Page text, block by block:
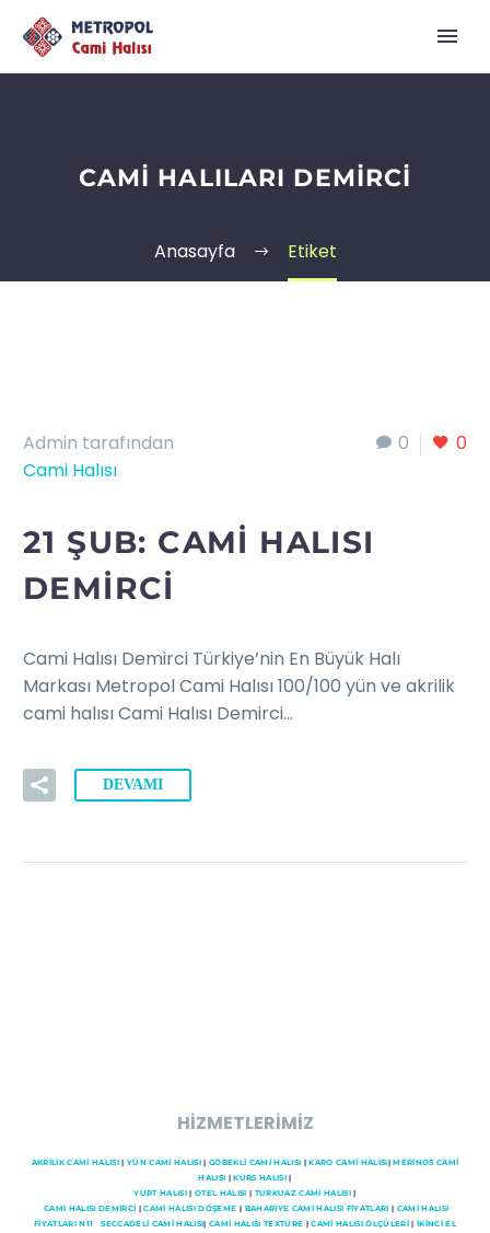
CAMI HALILARI DEMIRCI
Anasayfa Etiket
0 0
Admin tarafından
Cami Halısı
21 ŞUB: CAMI HALISI
DEMIRCI
Cami Halısı Demirci Türkiye’nin En Büyük Halı
Markası Metropol Cami Halısı 100/100 yün ve akrilik
cami halısı Cami Halısı Demirci…
DEVAMI
HİZMETLERİMİZ
AKRİLİK CAMİ HALISI| YÜN CAMİ HALISI| GÖBEKLİ CAMİ HALISI |KARO CAMİ HALISI|MERİNOS CAMİ
HALISI |KURS HALISI |
YURT HALISI| OTEL HALISI | TURKUAZ CAMİ HALISI |
CAMI HALISI DEMİRCİ |CAMİ HALISI DÖŞEME | BAHARİYE CAMİ HALISI FİYATLARI | CAMİ HALISI
FİYATLARI N11
SECCADELI CAMI HALISI| CAMİ HALISI TEXTURE |CAMİ HALISI ÖLÇÜLERİ |İKİNCİ EL